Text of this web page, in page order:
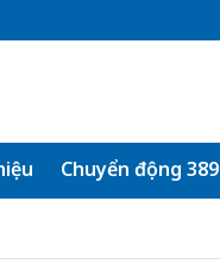
Chuyển động 389